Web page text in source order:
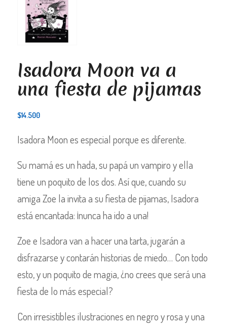
Isadora Moon va a
una fiesta de pijamas
$14.500
Isadora Moon es especial porque es diferente.
Su mamá es un hada, su papá un vampiro y ella
tiene un poquito de los dos. Así que, cuando su
amiga Zoe la invita a su fiesta de pijamas, Isadora
está encantada: ¡nunca ha ido a una!
Zoe e Isadora van a hacer una tarta, jugarán a
disfrazarse y contarán historias de miedo… Con todo
esto, y un poquito de magia, ¿no crees que será una
fiesta de lo más especial?
Con irresistibles ilustraciones en negro y rosa y una